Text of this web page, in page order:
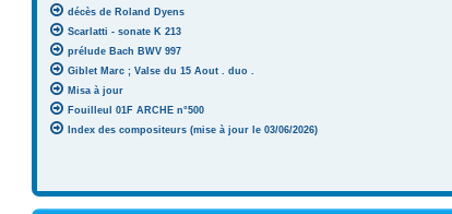
décès de Roland Dyens
Scarlatti - sonate K 213
prélude Bach BWV 997
Giblet Marc ; Valse du 15 Aout . duo .
Misa à jour
Fouilleul 01F ARCHE n°500
Index des compositeurs (mise à jour le 03/06/2026)